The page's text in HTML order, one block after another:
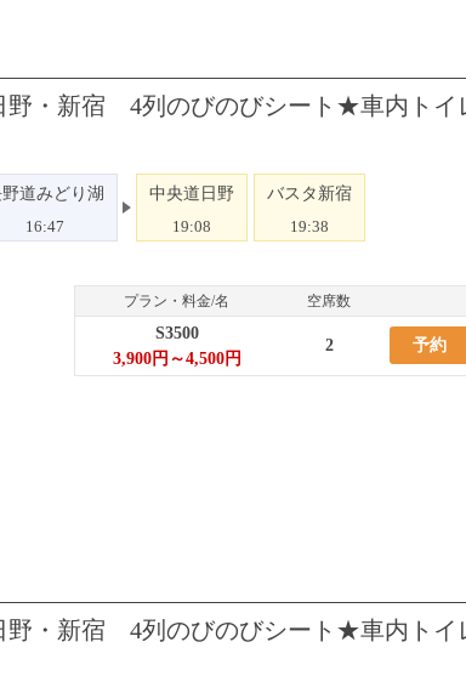
・新宿 4列のびのびシート★車内トイ
道みどり湖
16:47
中央道日野
19:08
バスタ新宿
19:38
プラン・料金/名 空席数
S3500
3,900円～4,500円
2 予約
・新宿 4列のびのびシート★車内トイ